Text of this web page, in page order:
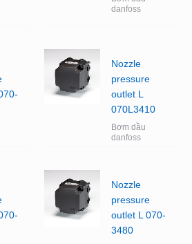
danfoss
Nozzle
pressure
outlet L
070L3410
Bơm dầu
danfoss
Nozzle
pressure
outlet L 070-
3480